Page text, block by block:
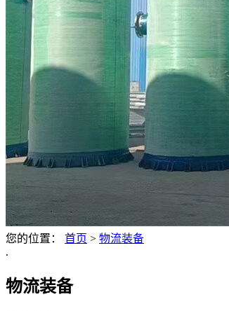
您的位置： 首页 > 物流装备
.
物流装备